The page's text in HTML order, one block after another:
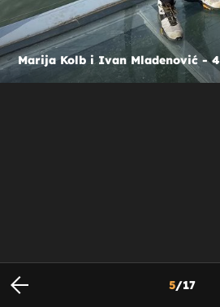
Marija Kolb i Ivan Mladenović - 4
5/17